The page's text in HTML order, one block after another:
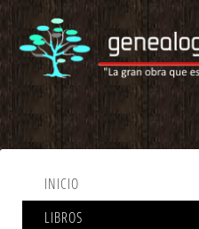
INICIO
LIBROS